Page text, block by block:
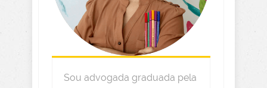
Sou advogada graduada pela